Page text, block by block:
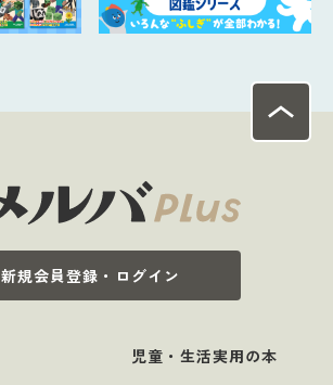
新規会員登録・ログイン
児童・生活実用の本